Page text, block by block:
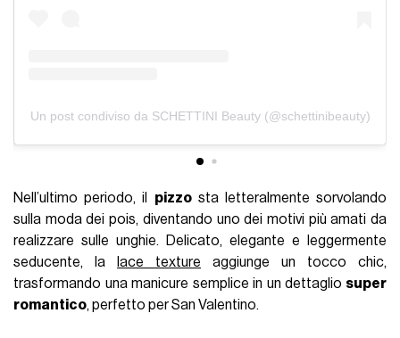
Un post condiviso da SCHETTINI Beauty (@schettinibeauty)
Nell’ultimo periodo, il pizzosta letteralmente sorvolando
sulla moda dei pois, diventando uno dei motivi più amati da
realizzare sulle unghie. Delicato, elegante e leggermente
seducente, la
lace texture aggiunge un tocco chic,
trasformando una manicure semplice in un dettaglio super
romantico, perfetto per San Valentino.